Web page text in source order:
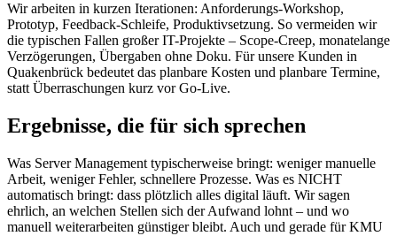
Wir arbeiten in kurzen Iterationen: Anforderungs-Workshop,
Prototyp, Feedback-Schleife, Produktivsetzung. So vermeiden wir
die typischen Fallen großer IT-Projekte – Scope-Creep, monatelange
Verzögerungen, Übergaben ohne Doku. Für unsere Kunden in
Quakenbrück bedeutet das planbare Kosten und planbare Termine,
statt Überraschungen kurz vor Go-Live.
Ergebnisse, die für sich sprechen
Was Server Management typischerweise bringt: weniger manuelle
Arbeit, weniger Fehler, schnellere Prozesse. Was es NICHT
automatisch bringt: dass plötzlich alles digital läuft. Wir sagen
ehrlich, an welchen Stellen sich der Aufwand lohnt – und wo
manuell weiterarbeiten günstiger bleibt. Auch und gerade für KMU